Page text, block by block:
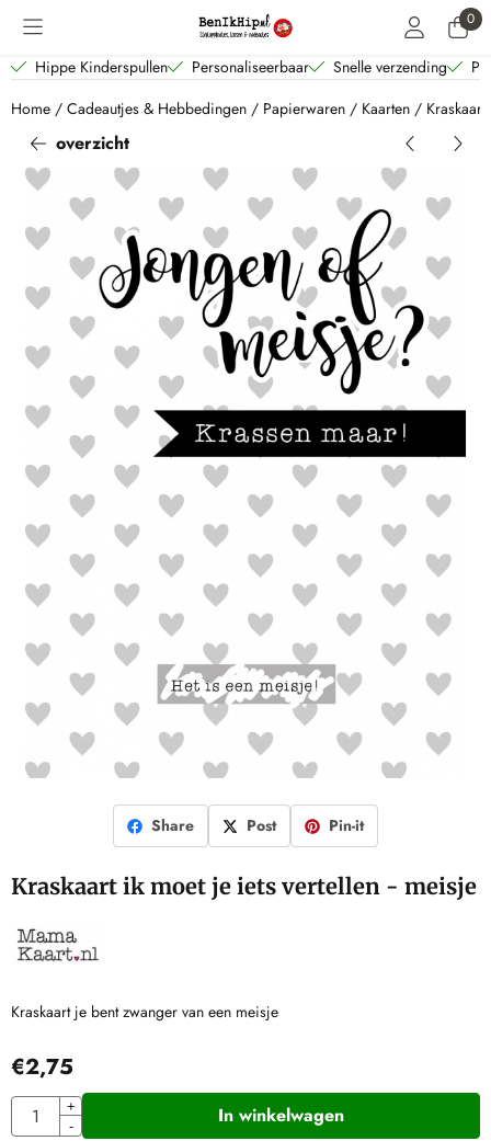
Cookievoorkeuren zijn beschikbaar. Kies instellingen of sta alle 0
Hippe Kinderspullen Personaliseerbaar Snelle verzending
Home / Cadeautjes & Hebbedingen / Papierwaren / Kaarten /
overzicht
Share Post Pin-it
Kraskaart ik moet je iets vertellen - meisje
Kraskaart je bent zwanger van een meisje
€2,75
Aantal
+
-
In winkelwagen